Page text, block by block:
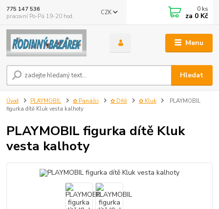
Menu
CZK
Hledat
775 147 536
pracovní Po-Pá 19-20 hod.
0 ks
za 0 Kč
Úvod PLAYMOBIL ✿ Panáčci ✿ Dítě ✿ Kluk
PLAYMOBIL
figurka dítě Kluk vesta kalhoty
PLAYMOBIL figurka dítě Kluk
vesta kalhoty